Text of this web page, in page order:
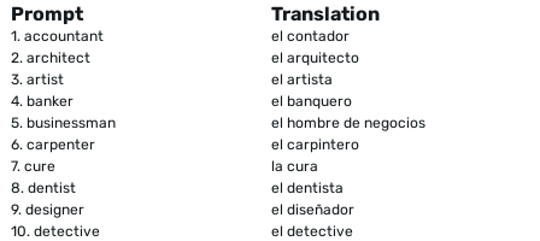
Prompt Translation
1. accountant
el contador
2. architect
el arquitecto
3. artist
el artista
4. banker
el banquero
5. businessman
el hombre de negocios
6. carpenter
el carpintero
7. cure
la cura
8. dentist
el dentista
9. designer
el diseñador
10. detective
el detective